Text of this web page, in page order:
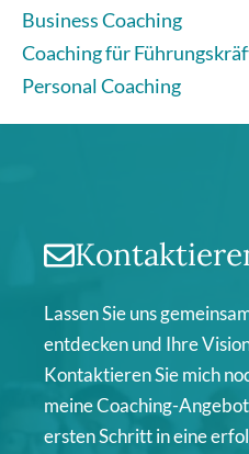
Business Coaching
Coaching für
Personal Coaching
Lassen Sie uns
entdecken und Ihre
Kontaktieren Sie mich
meine Coaching-
ersten Schritt in eine